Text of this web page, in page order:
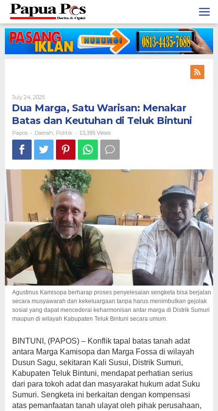
Skip
content
July 24, 2025
Dua Marga, Satu Warisan: Menakar
Batas dan Keutuhan di Teluk Bintuni
Papos - Daerah Politik - 13,395 Views
Agustinus Kamisopa berharap proses penyelesaian sengketa bisa berjalan
secara musyawarah dan kekeluargaan tanpa harus menimbulkan gejolak
sosial yang dapat mencederai keharmonisan antar marga di Distrik Sumuri
maupun di wilayah Kabupaten Teluk Bintuni secara umum.
BINTUNI, (PAPOS) – Konflik tapal batas tanah adat
antara Marga Kamisopa dan Marga Fossa di wilayah
Dusun Sagu, sekitaran Kali Susui, Distrik Sumuri,
Kabupaten Teluk Bintuni, mendapat perhatian serius
dari para tokoh adat dan masyarakat hukum adat Suku
Sumuri. Sengketa ini berkaitan dengan kompensasi
atas pemanfaatan tanah ulayat oleh pihak perusahaan,